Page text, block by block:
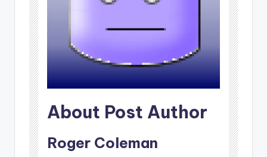
About Post Author
Roger Coleman